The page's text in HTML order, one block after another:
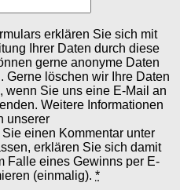
erklären Sie sich mit
Ihrer Daten durch diese
gerne anonyme Daten
Gerne löschen wir Ihre Daten
wenn Sie uns eine E-Mail an
Weitere Informationen
unserer
einen Kommentar unter
erklären Sie sich damit
Falle eines Gewinns per E-
(einmalig). *